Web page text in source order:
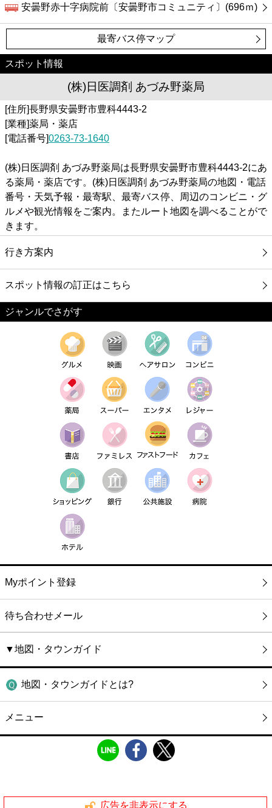
安曇野赤十字病院前〔安曇野市コミュニティ〕(696ｍ)
最寄バス停マップ
スポット情報
(株)日医調剤 あづみ野薬局
[住所]長野県安曇野市豊科4443-2
[業種]薬局・薬店
[電話番号]0263-73-1640
(株)日医調剤 あづみ野薬局は長野県安曇野市豊科4443-2にあ
る薬局・薬店です。(株)日医調剤 あづみ野薬局の地図・電話
番号・天気予報・最寄駅、最寄バス停、周辺のコンビニ・グ
ルメや観光情報をご案内。またルート地図を調べることがで
きます。
行き方案内
スポット情報の訂正はこちら
ジャンルでさがす
Myポイント登録
待ち合わせメール
▼地図・タウンガイド
地図・タウンガイドとは?
メニュー
広告を非表示にする